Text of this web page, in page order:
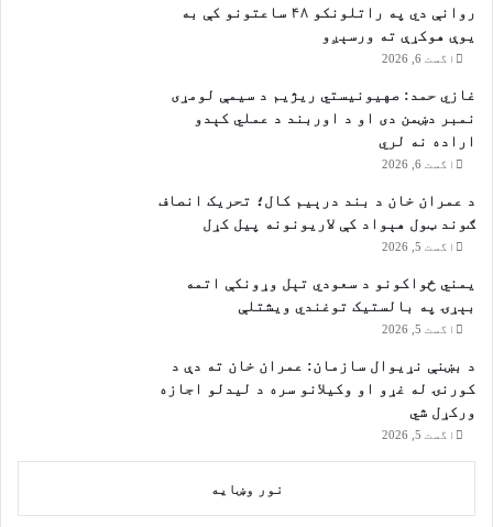
روانې دي په راتلونکو ۴۸ ساعتونو کې به
یوې هوکړې ته ورسېږو
اگست 6, 2026
غازي حمد: صهیونیستي ریژیم د سیمې لومړی
نمبر دښمن دی او د اوربند د عملي کېدو
اراده نه لري
اگست 6, 2026
د عمران خان د بند درېیم کال؛ تحریک انصاف
ګوند ټول هېواد کې لاریونونه پیل کړل
اگست 5, 2026
یمني ځواکونو د سعودي تېل وړونکې اتمه
بېړۍ په بالستیک توغندي ویشتلې
اگست 5, 2026
د بښنې نړیوال سازمان: عمران خان ته دې د
کورنۍ له غړو او وکیلانو سره د لیدلو اجازه
ورکړل شي
اگست 5, 2026
نور وښایه